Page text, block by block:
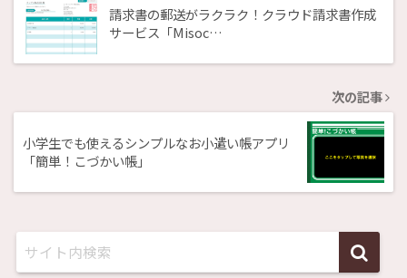
請求書の郵送がラクラク！クラウド請求書作成
サービス「Misoc…
次の記事
小学生でも使えるシンプルなお小遣い帳アプリ
「簡単！こづかい帳」